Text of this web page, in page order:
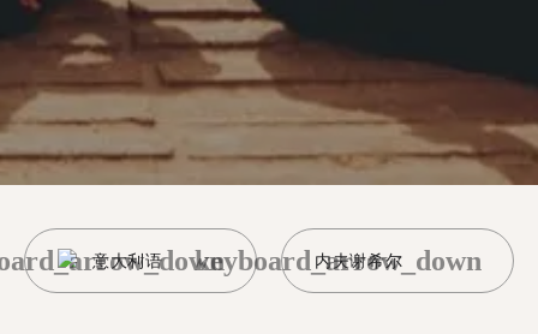
意大利语 内夫谢希尔
keyboard_arrow_down